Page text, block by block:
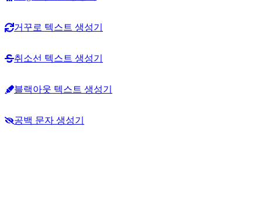
거꾸로 텍스트 생성기
취소선 텍스트 생성기
블랙아웃 텍스트 생성기
공백 문자 생성기